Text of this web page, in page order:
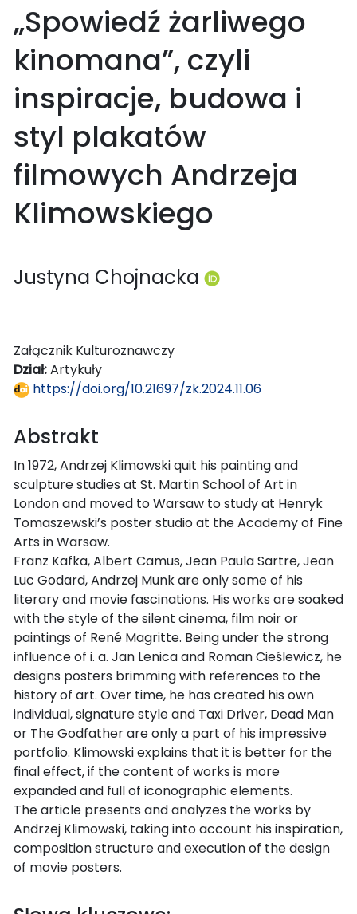
„Spowiedź żarliwego
kinomana”, czyli
inspiracje, budowa i
styl plakatów
filmowych Andrzeja
Klimowskiego
Justyna Chojnacka
Załącznik Kulturoznawczy
Dział:Artykuły
https://doi.org/10.21697/zk.2024.11.06
Abstrakt
In 1972, Andrzej Klimowski quit his painting and
sculpture studies at St. Martin School of Art in
London and moved to Warsaw to study at Henryk
Tomaszewski’s poster studio at the Academy of Fine
Arts in Warsaw.
Franz Kafka, Albert Camus, Jean Paula Sartre, Jean
Luc Godard, Andrzej Munk are only some of his
literary and movie fascinations. His works are soaked
with the style of the silent cinema, film noir or
paintings of René Magritte. Being under the strong
influence of i. a. Jan Lenica and Roman Cieślewicz, he
designs posters brimming with references to the
history of art. Over time, he has created his own
individual, signature style and Taxi Driver, Dead Man
or The Godfather are only a part of his impressive
portfolio. Klimowski explains that it is better for the
final effect, if the content of works is more
expanded and full of iconographic elements.
The article presents and analyzes the works by
Andrzej Klimowski, taking into account his inspiration,
composition structure and execution of the design
of movie posters.